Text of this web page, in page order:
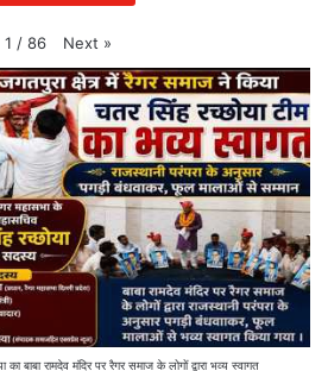
1 / 86 Next »
बाबा रामदेव मंदिर पर रैगर समाज के लोगों द्वारा भव्य स्वागत